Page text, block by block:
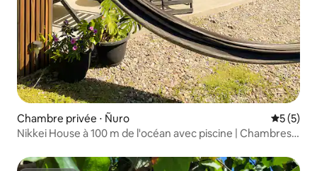
Chambre privée ⋅ Ñuro
5 (5)
Nikkei House à 100 m de l'océan avec piscine | Chambres